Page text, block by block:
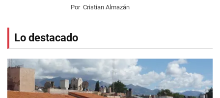
Por Cristian Almazán
Lo destacado